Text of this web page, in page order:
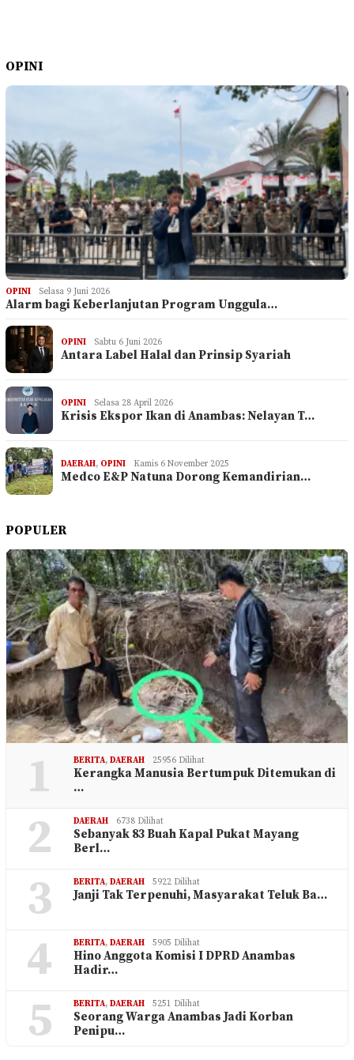
OPINI
OPINI Selasa 9 Juni 2026
Alarm bagi Keberlanjutan Program Unggula…
OPINI Sabtu 6 Juni 2026
Antara Label Halal dan Prinsip Syariah
OPINI Selasa 28 April 2026
Krisis Ekspor Ikan di Anambas: Nelayan T…
DAERAH, OPINI Kamis 6 November 2025
Medco E&P Natuna Dorong Kemandirian…
POPULER
1 BERITA, DAERAH 25956 Dilihat
Kerangka Manusia Bertumpuk Ditemukan di
…
2 DAERAH 6738 Dilihat
Sebanyak 83 Buah Kapal Pukat Mayang
Berl…
3 BERITA, DAERAH 5922 Dilihat
Janji Tak Terpenuhi, Masyarakat Teluk Ba…
4 BERITA, DAERAH 5905 Dilihat
Hino Anggota Komisi I DPRD Anambas
Hadir…
5 BERITA, DAERAH 5251 Dilihat
Seorang Warga Anambas Jadi Korban
Penipu…